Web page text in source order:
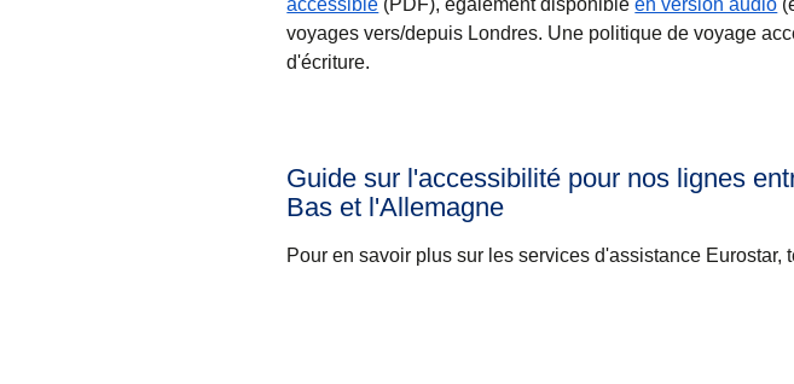
voyages vers/depuis Londres. Une politique de voyage
d'écriture.
Guide sur l'accessibilité pour nos lignes
Bas et l'Allemagne
Pour en savoir plus sur les services d'assistance Eurostar,